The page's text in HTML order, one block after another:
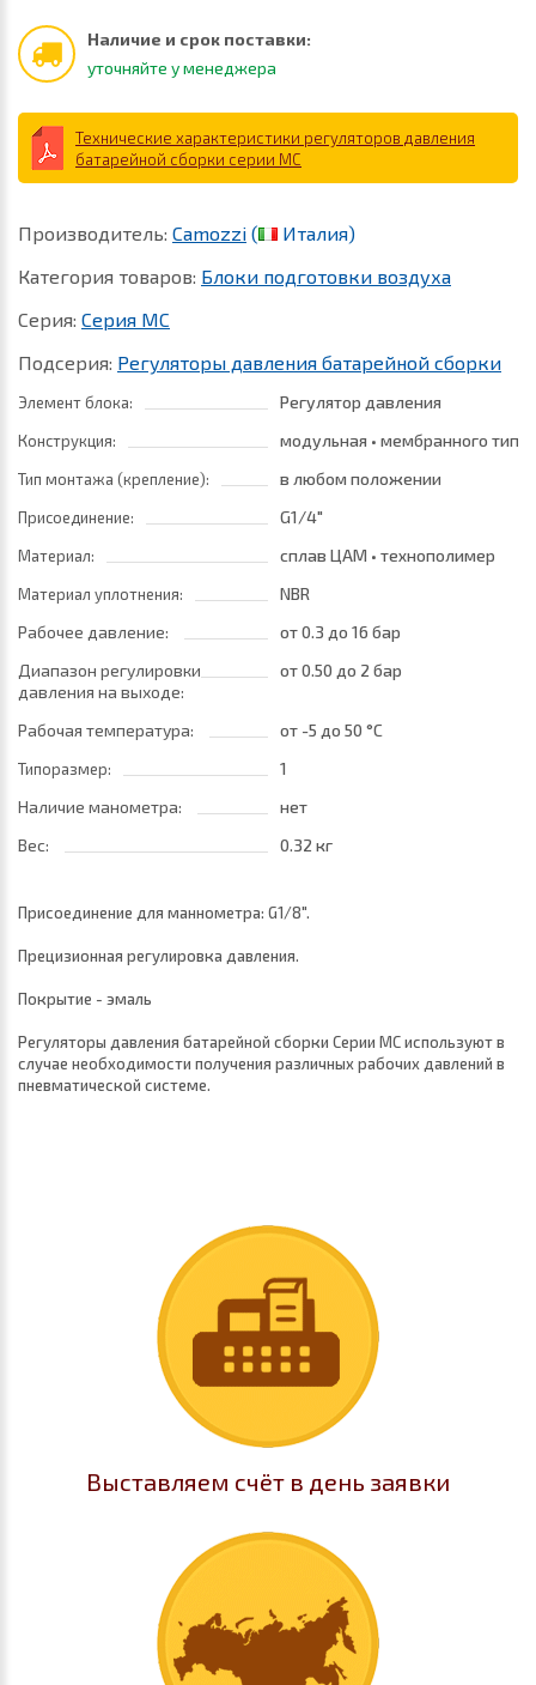
Наличие и срок поставки:
уточняйте у менеджера
Технические характеристики регуляторов давления
батарейной сборки серии MC
Производитель: Camozzi (
Италия)
Категория товаров: Блоки подготовки воздуха
Серия: Серия MC
Подсерия: Регуляторы давления батарейной сборки
Элемент блока: Регулятор давления
Конструкция: модульная • мембранного типа
Тип монтажа (крепление): в любом положении
Присоединение: G1/4"
Материал: сплав ЦАМ • технополимер
Материал уплотнения:
NBR
Рабочее давление:
от 0.3 до 16 бар
Диапазон регулировки
давления на выходе:
от 0.50 до 2 бар
Рабочая температура: от -5 до 50 °C
Типоразмер:
1
Наличие манометра:
нет
Вес:
0.32 кг
Присоединение для маннометра: G1/8".
Прецизионная регулировка давления.
Покрытие - эмаль
Регуляторы давления батарейной сборки Серии МС используют в
случае необходимости получения различных рабочих давлений в
пневматической системе.
Выставляем счёт в день заявки